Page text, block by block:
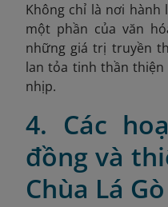
Không chỉ là nơi hành
một phần của văn
những giá trị truyền
lan tỏa tinh thần
nhịp.
4. Các
đồng và
Chùa Lá